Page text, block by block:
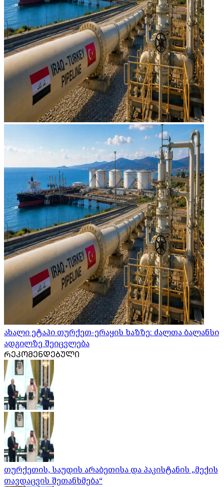
ახალი ეტაპი თურქეთ-ერაყის ხაზზე: ძალთა ბალანსი
ადგილზე შეიცვლება
ᲠᲔᲙᲝᲛᲔᲜᲓᲔᲑᲣᲚᲘ
თურქეთის, საუდის არაბეთისა და პაკისტანის „მექის
თავდაცვის შეთანხმება“